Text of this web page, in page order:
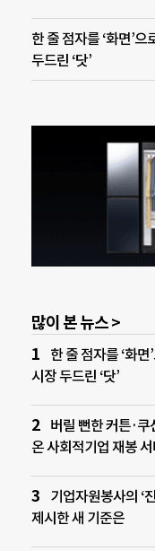
한 줄 점자를 ‘화면’
두드린 ‘닷’
많이 본 뉴스 >
한 줄 점자를 ‘화
시장 두드린 ‘닷’
버릴 뻔한 커튼·
온 사회적기업 재봉
기업자원봉사의 ‘
제시한 새 기준은